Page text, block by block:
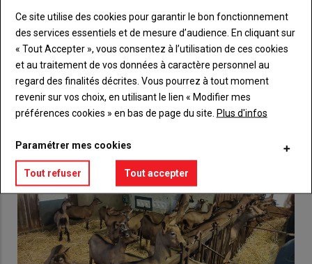
Lien Créez un compte
VOUS AIMEREZ AUSSI
Ce site utilise des cookies pour garantir le bon fonctionnement
des services essentiels et de mesure d’audience. En cliquant sur
« Tout Accepter », vous consentez à l’utilisation de ces cookies
et au traitement de vos données à caractère personnel au
regard des finalités décrites. Vous pourrez à tout moment
revenir sur vos choix, en utilisant le lien « Modifier mes
préférences cookies » en bas de page du site. Plus d'infos
Paramétrer mes cookies
Tout refuser Tout accepter